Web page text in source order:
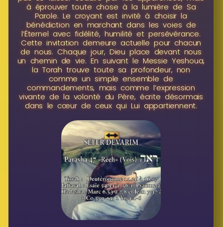
à éprouver toute chose à la lumière de Sa
Parole. Le croyant est invité à choisir la
bénédiction en marchant dans les voies de
l’Éternel avec fidélité, humilité et persévérance.
Cette invitation demeure actuelle pour chacun
de nous. Chaque jour, Dieu place devant nous
un chemin de vie. En suivant le Messie Yeshoua,
la Torah trouve toute sa profondeur, non
comme un simple ensemble de
commandements, mais comme l’expression
vivante de la volonté du Père, écrite désormais
dans le cœur de ceux qui Lui appartiennent.